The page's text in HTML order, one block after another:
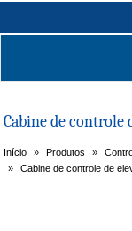
Cabine de controle
Início Produtos
Cabine de controle de